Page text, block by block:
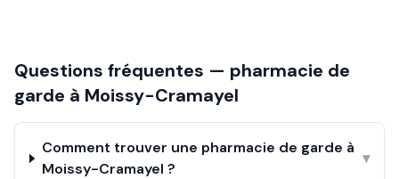
Questions fréquentes — pharmacie de
garde à Moissy-Cramayel
Comment trouver une pharmacie de garde à
Moissy-Cramayel ?
▾